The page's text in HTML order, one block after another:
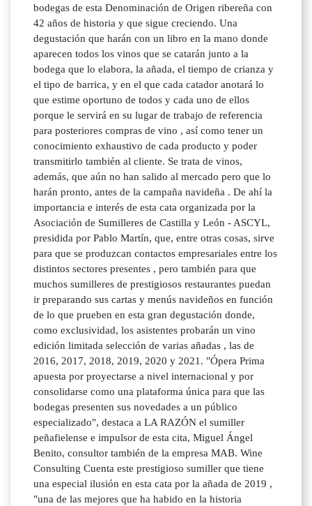
bodegas de esta Denominación de Origen ribereña con
42 años de historia y que sigue creciendo. Una
degustación que harán con un libro en la mano donde
aparecen todos los vinos que se catarán junto a la
bodega que lo elabora, la añada, el tiempo de crianza y
el tipo de barrica, y en el que cada catador anotará lo
que estime oportuno de todos y cada uno de ellos
porque le servirá en su lugar de trabajo de referencia
para posteriores compras de vino , así como tener un
conocimiento exhaustivo de cada producto y poder
transmitirlo también al cliente. Se trata de vinos,
además, que aún no han salido al mercado pero que lo
harán pronto, antes de la campaña navideña . De ahí la
importancia e interés de esta cata organizada por la
Asociación de Sumilleres de Castilla y León - ASCYL,
presidida por Pablo Martín, que, entre otras cosas, sirve
para que se produzcan contactos empresariales entre los
distintos sectores presentes , pero también para que
muchos sumilleres de prestigiosos restaurantes puedan
ir preparando sus cartas y menús navideños en función
de lo que prueben en esta gran degustación donde,
como exclusividad, los asistentes probarán un vino
edición limitada selección de varias añadas , las de
2016, 2017, 2018, 2019, 2020 y 2021. "Ópera Prima
apuesta por proyectarse a nivel internacional y por
consolidarse como una plataforma única para que las
bodegas presenten sus novedades a un público
especializado", destaca a LA RAZÓN el sumiller
peñafielense e impulsor de esta cita, Miguel Ángel
Benito, consultor también de la empresa MAB. Wine
Consulting Cuenta este prestigioso sumiller que tiene
una especial ilusión en esta cata por la añada de 2019 ,
"una de las mejores que ha habido en la historia